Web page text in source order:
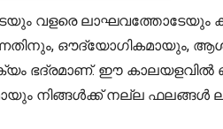
വളരെ ലാഘവത്തോടേയും
ഔദ്യോഗികമായും,
ഭദ്രമാണ്. ഈ
നല്ല ഫലങ്ങൾ